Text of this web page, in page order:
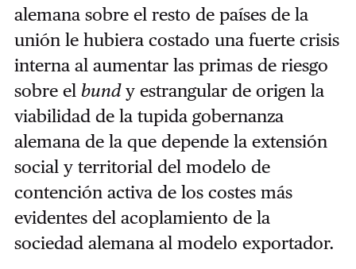
alemana sobre el resto de países de la
unión le hubiera costado una fuerte crisis
interna al aumentar las primas de riesgo
sobre el bundy estrangular de origen la
viabilidad de la tupida gobernanza
alemana de la que depende la extensión
social y territorial del modelo de
contención activa de los costes más
evidentes del acoplamiento de la
sociedad alemana al modelo exportador.